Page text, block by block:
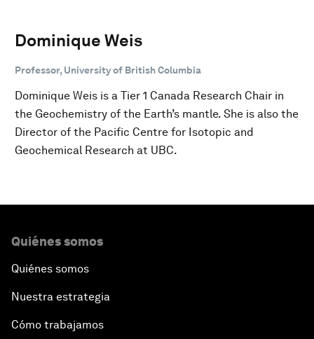
Dominique Weis
Professor, University of British Columbia
Dominique Weis is a Tier 1 Canada Research Chair in
the Geochemistry of the Earth’s mantle. She is also the
Director of the Pacific Centre for Isotopic and
Geochemical Research at UBC.
Quiénes somos
Quiénes somos
Nuestra estrategia
Cómo trabajamos